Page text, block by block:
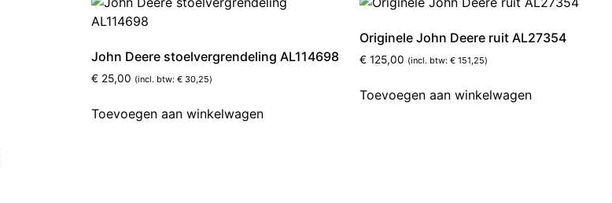
John Deere stoelvergrendeling AL114698
€ 25,00 (incl. btw: € 30,25)
Toevoegen aan winkelwagen
Originele John Deere ruit AL27354
€ 125,00 (incl. btw: € 151,25)
Toevoegen aan winkelwagen